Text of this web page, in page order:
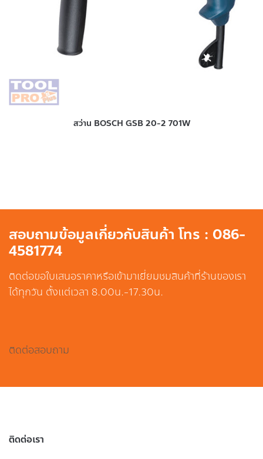
สว่าน BOSCH GSB 20-2 701W
สอบถามข้อมูลเกี่ยวกับสินค้า โทร : 086-
4581774
ติดต่อขอใบเสนอราคาหรือเข้ามาเยี่ยมชมสินค้าที่ร้านของเรา
ได้ทุกวัน ตั้งแต่เวลา 8.00น.-17.30น.
ติดต่อสอบถาม
ติดต่อเรา